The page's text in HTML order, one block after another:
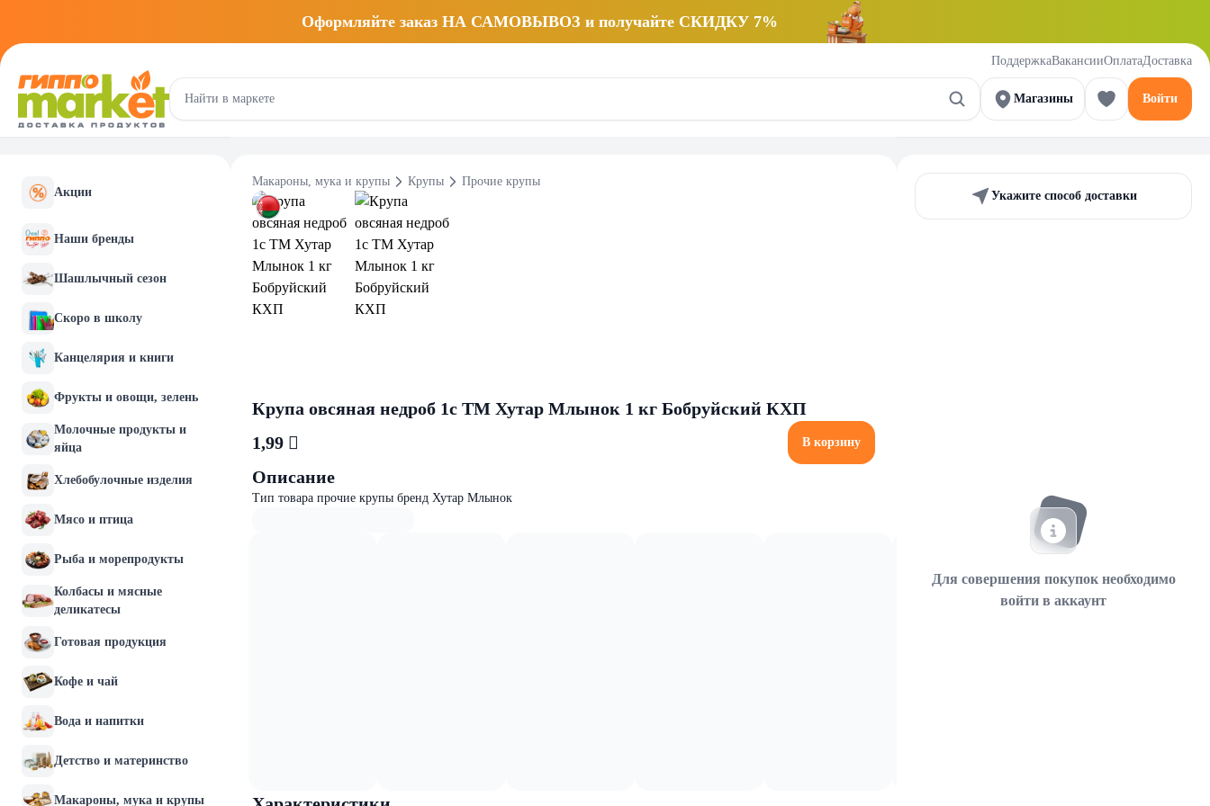
Оформляйте заказ НА САМОВЫВОЗ и получайте СКИДКУ 7%
ПоддержкаВакансииОплатаДоставка
Магазины Войти
Акции
Наши бренды
Шашлычный сезон
Скоро в школу
Канцелярия и книги
Фрукты и овощи, зелень
Молочные продукты и
яйца
Хлебобулочные изделия
Мясо и птица
Рыба и морепродукты
Колбасы и мясные
деликатесы
Готовая продукция
Кофе и чай
Вода и напитки
Детство и материнство
Макароны, мука и крупы
Макароны, мука и крупы Крупы Прочие крупы
Крупа овсяная недроб 1с ТМ Хутар Млынок 1 кг Бобруйский КХП
1,99 
В корзину
Описание
Тип товара прочие крупы бренд Хутар Млынок
Укажите способ доставки
Для совершения покупок необходимо
войти в аккаунт